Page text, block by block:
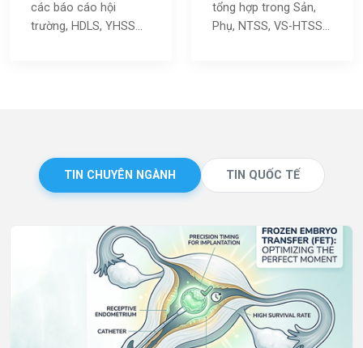
các báo cáo hội
trường, HDLS, YHSS…
tổng hợp trong Sản,
Phụ, NTSS, VS-HTSS...
TIN CHUYÊN NGÀNH TIN QUỐC TẾ